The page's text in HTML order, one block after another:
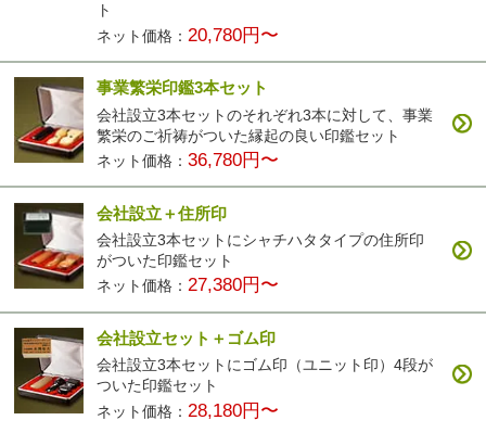
ト
ネット価格： 20,780円〜
事業繁栄印鑑3本セット
会社設立3本セットのそれぞれ3本に対して、事業
繁栄のご祈祷がついた縁起の良い印鑑セット
ネット価格：36,780円〜
会社設立＋住所印
会社設立3本セットにシャチハタタイプの住所印
がついた印鑑セット
ネット価格： 27,380円〜
会社設立セット＋ゴム印
会社設立3本セットにゴム印（ユニット印）4段が
ついた印鑑セット
ネット価格： 28,180円〜